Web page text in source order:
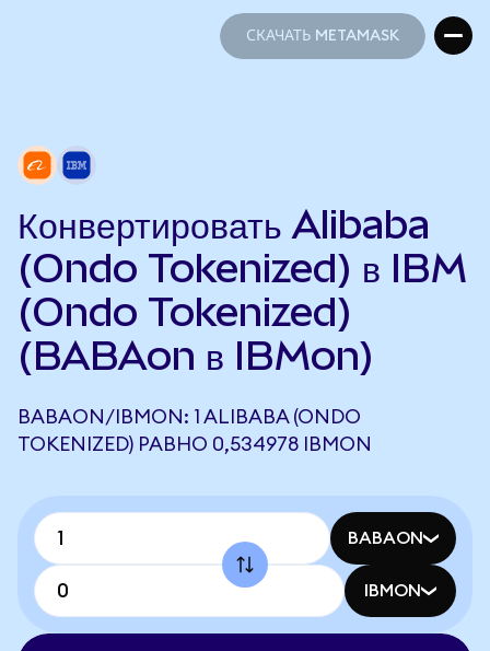
СКАЧАТЬ METAMASK
Конвертировать Alibaba
(Ondo Tokenized) в IBM
(Ondo Tokenized)
(BABAon в IBMon)
BABAON/IBMON: 1 ALIBABA (ONDO
TOKENIZED) РАВНО 0,534978 IBMON
BABAON
IBMON